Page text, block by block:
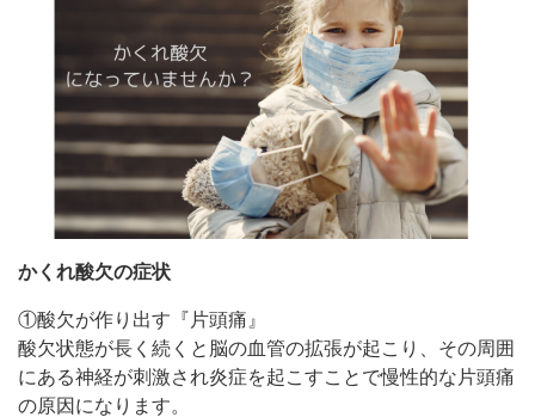
かくれ酸欠の症状
①酸欠が作り出す『片頭痛』
酸欠状態が長く続くと脳の血管の拡張が起こり、その周囲
にある神経が刺激され炎症を起こすことで慢性的な片頭痛
の原因になります。